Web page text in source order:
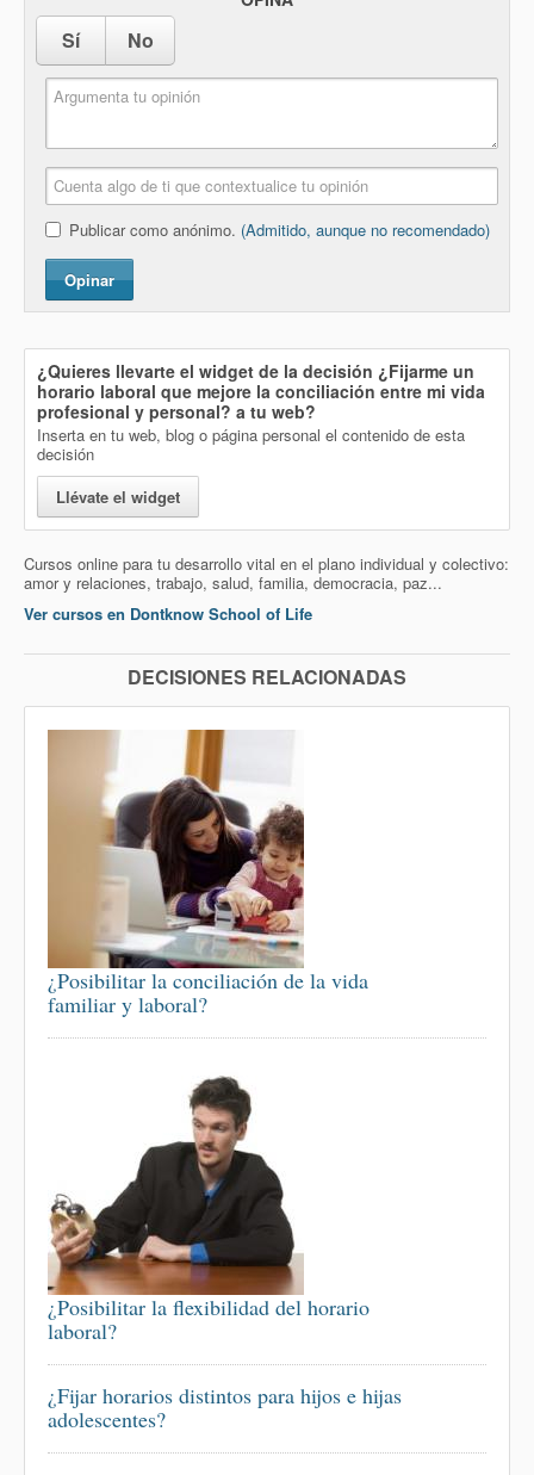
Sí No
Publicar como anónimo. (Admitido, aunque no recomendado)
Opinar
¿Quieres llevarte el widget de la decisión ¿Fijarme un
horario laboral que mejore la conciliación entre mi vida
profesional y personal? a tu web?
Inserta en tu web, blog o página personal el contenido de esta
decisión
Llévate el widget
Cursos online para tu desarrollo vital en el plano individual y colectivo:
amor y relaciones, trabajo, salud, familia, democracia, paz...
Ver cursos en Dontknow School of Life
DECISIONES RELACIONADAS
¿Posibilitar la conciliación de la vida
familiar y laboral?
¿Posibilitar la flexibilidad del horario
laboral?
¿Fijar horarios distintos para hijos e hijas
adolescentes?